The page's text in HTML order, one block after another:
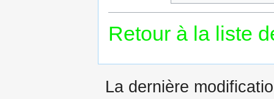
Retour à la liste
La dernière